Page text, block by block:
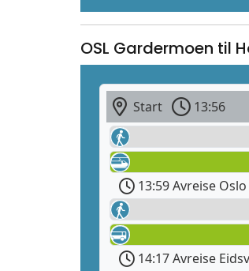
OSL Gardermoen til
Start 13:56
13:59 Avreise
14:17 Avreise